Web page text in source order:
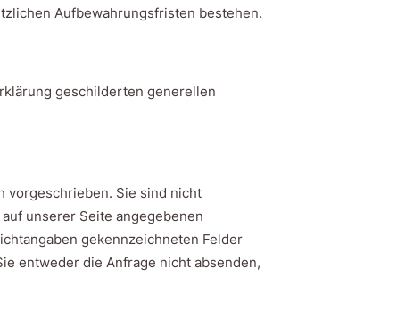
Aufbewahrungsfristen bestehen.
geschilderten generellen
vorgeschrieben. Sie sind nicht
unserer Seite angegebenen
gekennzeichneten Felder
entweder die Anfrage nicht absenden,